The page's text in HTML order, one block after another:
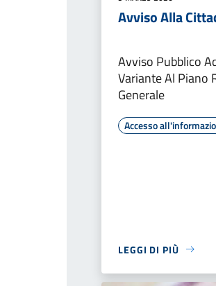
Avviso Alla
Avviso Pubblico
Variante Al Piano
Generale
Accesso
LEGGI DI PIÙ